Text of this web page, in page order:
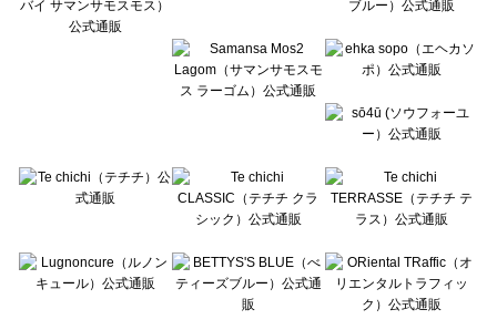
Wpc.（ワールドパーティー）のストール・マフラー一覧